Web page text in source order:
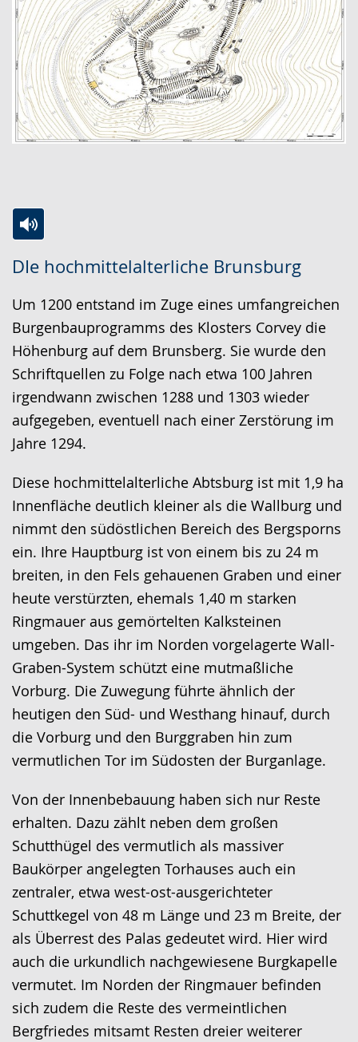
DIe hochmittelalterliche Brunsburg
Leichten
Sprache
wechseln.
Audio-
Unterstützung.
Video
in
Deutscher
Gebärdensprache
wird
angezeigt.
Um 1200 entstand im Zuge eines umfangreichen
Burgenbauprogramms des Klosters Corvey die
Höhenburg auf dem Brunsberg. Sie wurde den
Schriftquellen zu Folge nach etwa 100 Jahren
irgendwann zwischen 1288 und 1303 wieder
aufgegeben, eventuell nach einer Zerstörung im
Jahre 1294.
Diese hochmittelalterliche Abtsburg ist mit 1,9 ha
Innenfläche deutlich kleiner als die Wallburg und
nimmt den südöstlichen Bereich des Bergsporns
ein. Ihre Hauptburg ist von einem bis zu 24 m
breiten, in den Fels gehauenen Graben und einer
heute verstürzten, ehemals 1,40 m starken
Ringmauer aus gemörtelten Kalksteinen
umgeben. Das ihr im Norden vorgelagerte Wall-
Graben-System schützt eine mutmaßliche
Vorburg. Die Zuwegung führte ähnlich der
heutigen den Süd- und Westhang hinauf, durch
die Vorburg und den Burggraben hin zum
vermutlichen Tor im Südosten der Burganlage.
Von der Innenbebauung haben sich nur Reste
erhalten. Dazu zählt neben dem großen
Schutthügel des vermutlich als massiver
Baukörper angelegten Torhauses auch ein
zentraler, etwa west-ost-ausgerichteter
Schuttkegel von 48 m Länge und 23 m Breite, der
als Überrest des Palas gedeutet wird. Hier wird
auch die urkundlich nachgewiesene Burgkapelle
vermutet. Im Norden der Ringmauer befinden
sich zudem die Reste des vermeintlichen
Bergfriedes mitsamt Resten dreier weiterer